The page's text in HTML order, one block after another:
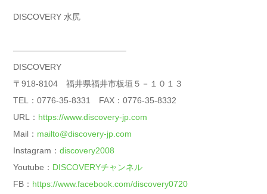
DISCOVERY 水尻
—————————————–
DISCOVERY
〒918-8104 福井県福井市板垣５－１０１３
TEL：0776-35-8331 FAX：0776-35-8332
URL： https://www.discovery-jp.com
Mail： mailto@discovery-jp.com
Instagram： discovery2008
Youtube： DISCOVERYチャンネル
FB： https://www.facebook.com/discovery0720